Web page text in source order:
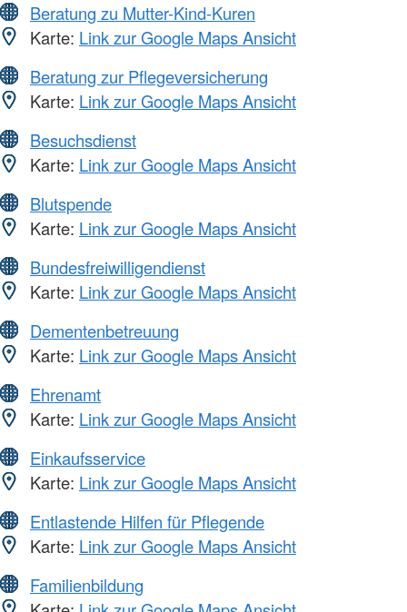
Beratung zu Mutter-Kind-Kuren
Karte: Link zur Google Maps Ansicht
Beratung zur Pflegeversicherung
Karte: Link zur Google Maps Ansicht
Besuchsdienst
Karte: Link zur Google Maps Ansicht
Blutspende
Karte: Link zur Google Maps Ansicht
Bundesfreiwilligendienst
Karte: Link zur Google Maps Ansicht
Dementenbetreuung
Karte: Link zur Google Maps Ansicht
Ehrenamt
Karte: Link zur Google Maps Ansicht
Einkaufsservice
Karte: Link zur Google Maps Ansicht
Entlastende Hilfen für Pflegende
Karte: Link zur Google Maps Ansicht
Familienbildung